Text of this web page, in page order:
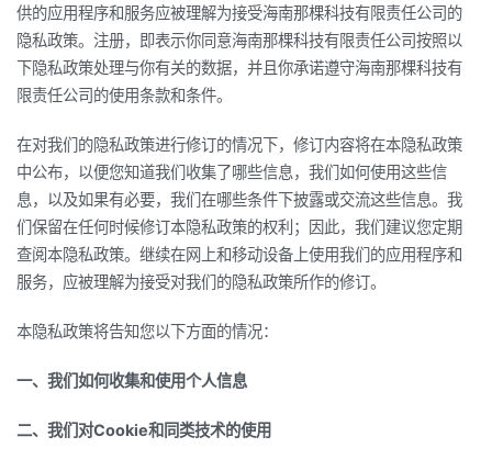
供的应用程序和服务应被理解为接受海南那棵科技有限责任公司的
隐私政策。注册，即表示你同意海南那棵科技有限责任公司按照以
下隐私政策处理与你有关的数据，并且你承诺遵守海南那棵科技有
限责任公司的使用条款和条件。
在对我们的隐私政策进行修订的情况下，修订内容将在本隐私政策
中公布，以便您知道我们收集了哪些信息，我们如何使用这些信
息，以及如果有必要，我们在哪些条件下披露或交流这些信息。我
们保留在任何时候修订本隐私政策的权利；因此，我们建议您定期
查阅本隐私政策。继续在网上和移动设备上使用我们的应用程序和
服务，应被理解为接受对我们的隐私政策所作的修订。
本隐私政策将告知您以下方面的情况：
一、我们如何收集和使用个人信息
二、我们对Cookie和同类技术的使用